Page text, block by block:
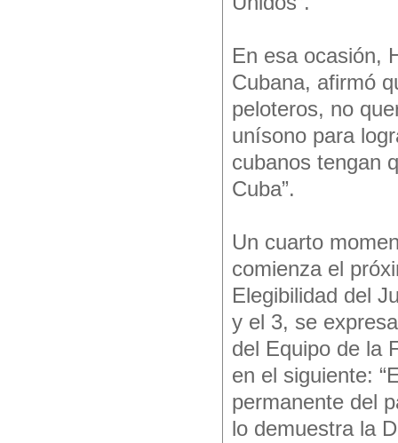
En esa ocasión,
Cubana, afirmó
peloteros, no
unísono para
cubanos tengan
Cuba”.
Un cuarto
comienza el
Elegibilidad del
y el 3, se
del Equipo de la
en el siguiente:
permanente del
lo demuestra la